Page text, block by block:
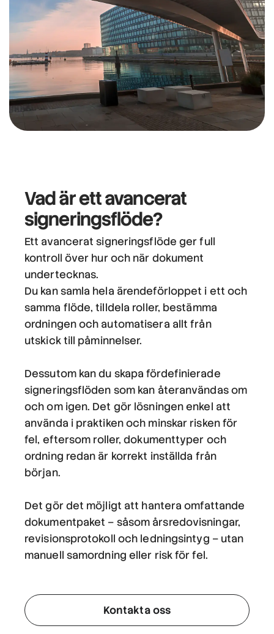
Vad är ett avancerat
signeringsflöde?
Ett avancerat signeringsflöde ger full
kontroll över hur och när dokument
undertecknas.
Du kan samla hela ärendeförloppet i ett och
samma flöde, tilldela roller, bestämma
ordningen och automatisera allt från
utskick till påminnelser.
Dessutom kan du skapa fördefinierade
signeringsflöden som kan återanvändas om
och om igen. Det gör lösningen enkel att
använda i praktiken och minskar risken för
fel, eftersom roller, dokumenttyper och
ordning redan är korrekt inställda från
början.
Det gör det möjligt att hantera omfattande
dokumentpaket – såsom årsredovisningar,
revisionsprotokoll och ledningsintyg – utan
manuell samordning eller risk för fel.
Kontakta oss